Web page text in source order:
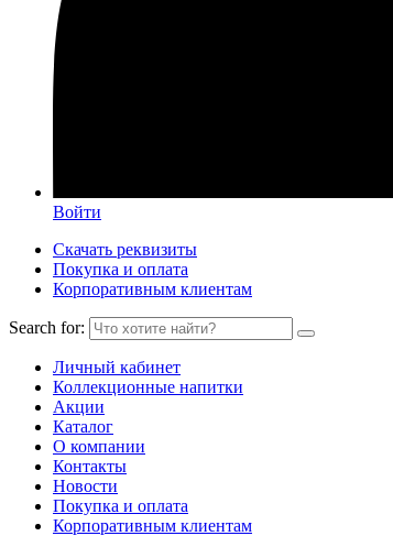
Войти
Скачать реквизиты
Покупка и оплата
Корпоративным клиентам
Search for:
Личный кабинет
Коллекционные напитки
Акции
Каталог
О компании
Контакты
Новости
Покупка и оплата
Корпоративным клиентам